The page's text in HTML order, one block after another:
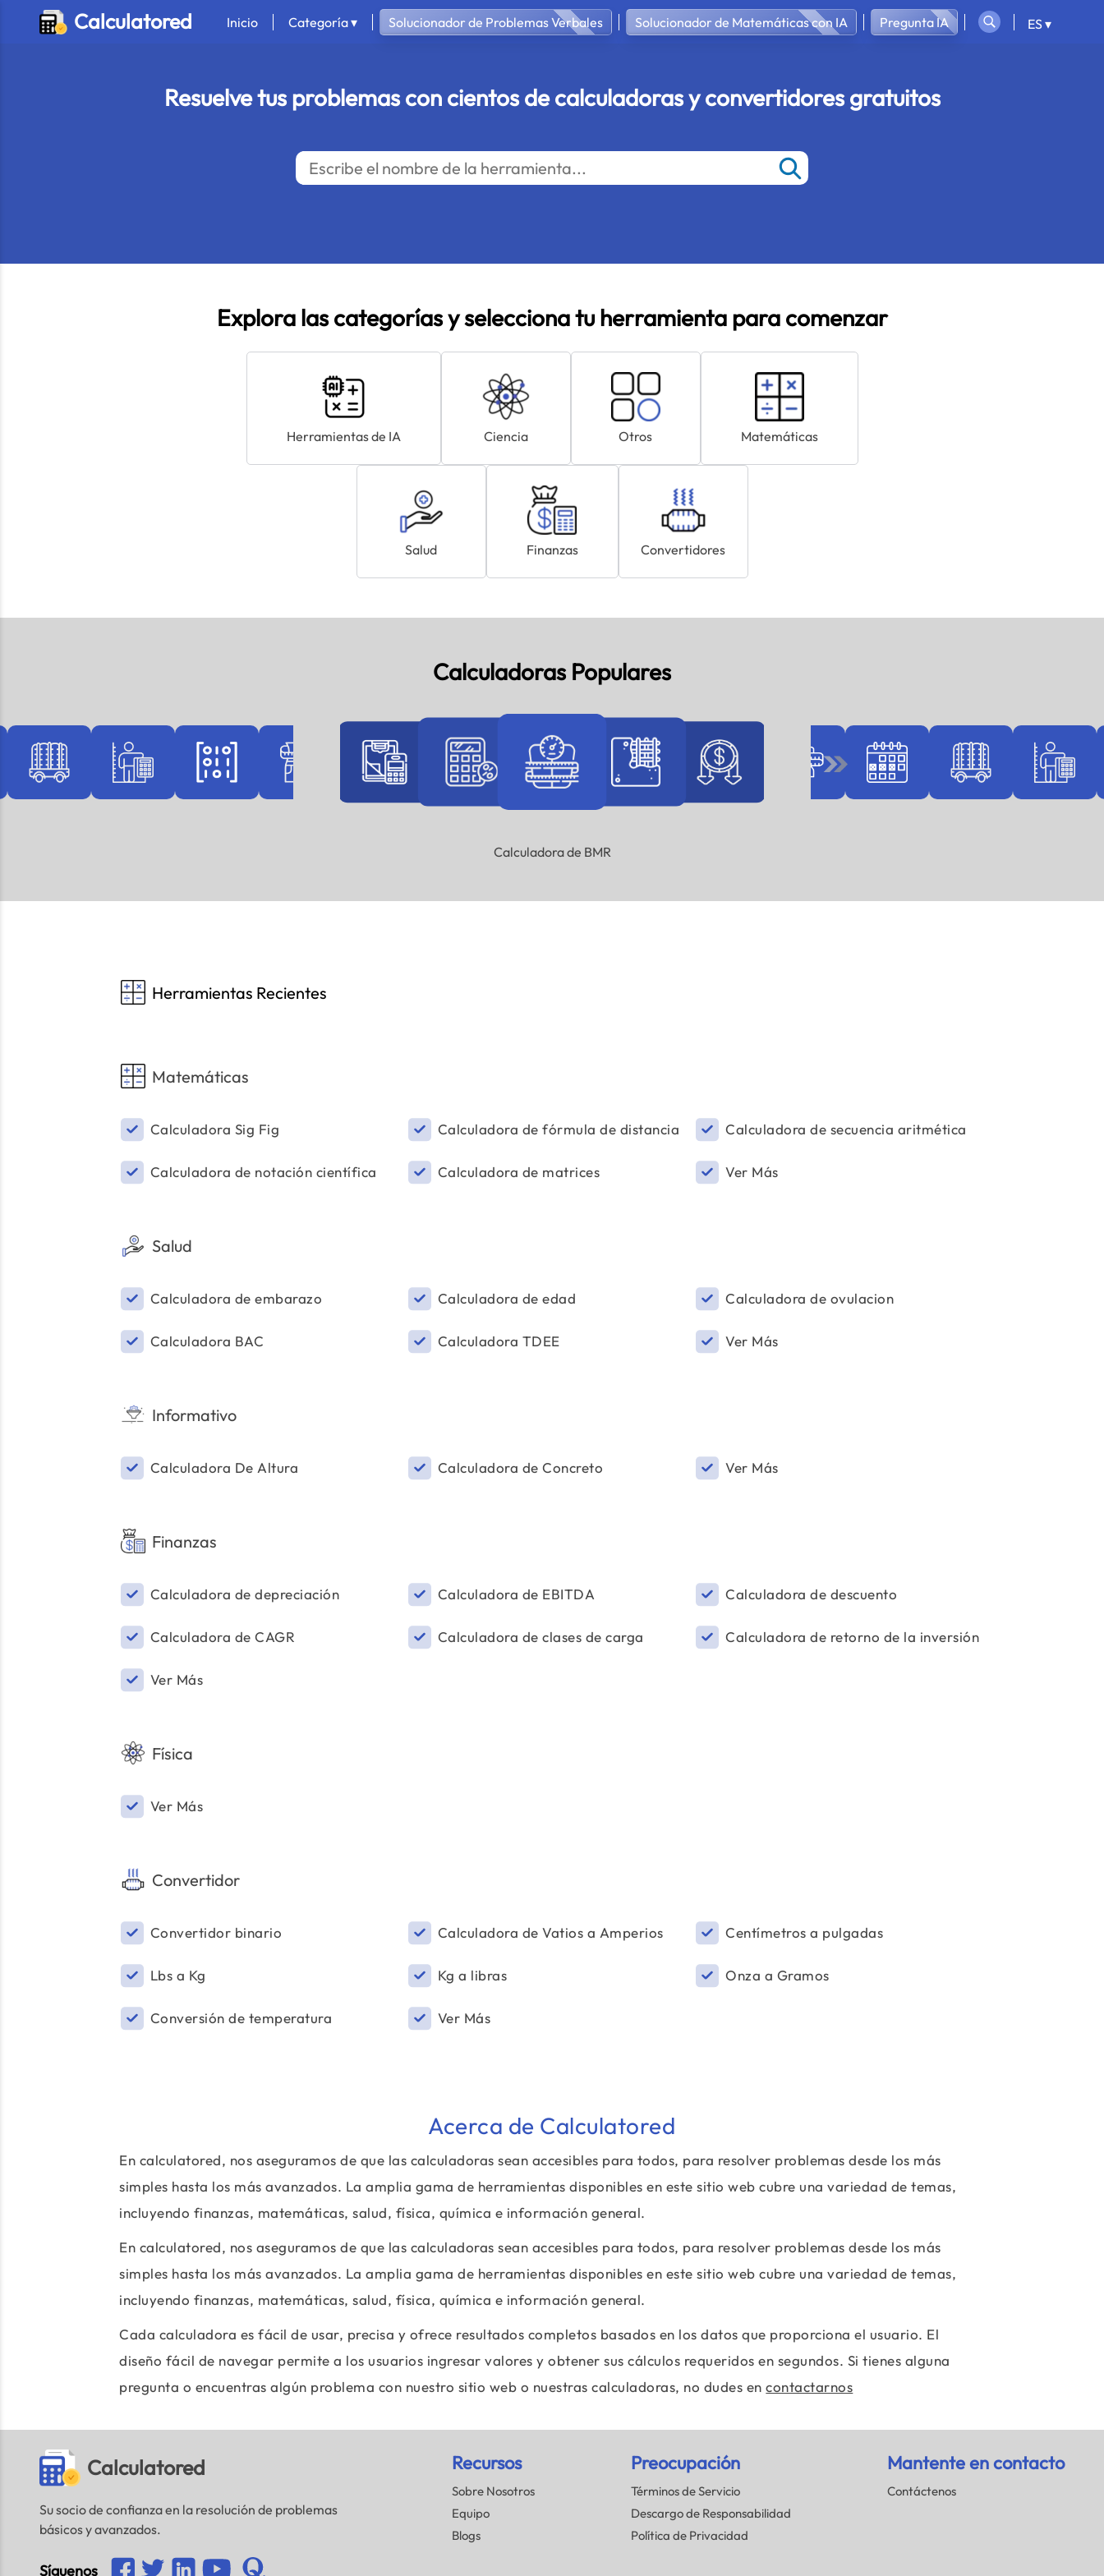
Calculatored Inicio Categoría ▾ Solucionador de Problemas Verbales Solucionador de Matemáticas con IA Pregunta IA ES ▾
Resuelve tus problemas con cientos de calculadoras y convertidores gratuitos
Explora las categorías y selecciona tu herramienta para comenzar
Herramientas de IA Ciencia Otros Matemáticas
Salud Finanzas Convertidores
Calculadoras Populares
Calculadora de BMR
Herramientas Recientes
Matemáticas
Calculadora Sig Fig Calculadora de fórmula de distancia Calculadora de secuencia aritmética
Calculadora de notación científica Calculadora de matrices Ver Más
Salud
Calculadora de embarazo Calculadora de edad Calculadora de ovulacion
Calculadora BAC Calculadora TDEE Ver Más
Informativo
Calculadora De Altura Calculadora de Concreto Ver Más
Finanzas
Calculadora de depreciación Calculadora de EBITDA Calculadora de descuento
Calculadora de CAGR Calculadora de clases de carga Calculadora de retorno de la inversión
Ver Más
Física
Ver Más
Convertidor
Convertidor binario Calculadora de Vatios a Amperios Centímetros a pulgadas
Lbs a Kg Kg a libras Onza a Gramos
Conversión de temperatura Ver Más
Acerca de Calculatored
En calculatored, nos aseguramos de que las calculadoras sean accesibles para todos, para resolver problemas desde los más
simples hasta los más avanzados. La amplia gama de herramientas disponibles en este sitio web cubre una variedad de temas,
incluyendo finanzas, matemáticas, salud, física, química e información general.
En calculatored, nos aseguramos de que las calculadoras sean accesibles para todos, para resolver problemas desde los más
simples hasta los más avanzados. La amplia gama de herramientas disponibles en este sitio web cubre una variedad de temas,
incluyendo finanzas, matemáticas, salud, física, química e información general.
Cada calculadora es fácil de usar, precisa y ofrece resultados completos basados en los datos que proporciona el usuario. El
diseño fácil de navegar permite a los usuarios ingresar valores y obtener sus cálculos requeridos en segundos. Si tienes alguna
pregunta o encuentras algún problema con nuestro sitio web o nuestras calculadoras, no dudes encontactarnos
Calculatored
Su socio de confianza en la resolución de problemas
básicos y avanzados.
Síguenos
Recursos
Sobre Nosotros
Equipo
Blogs
Preocupación
Términos de Servicio
Descargo de Responsabilidad
Política de Privacidad
Mantente en contacto
Contáctenos